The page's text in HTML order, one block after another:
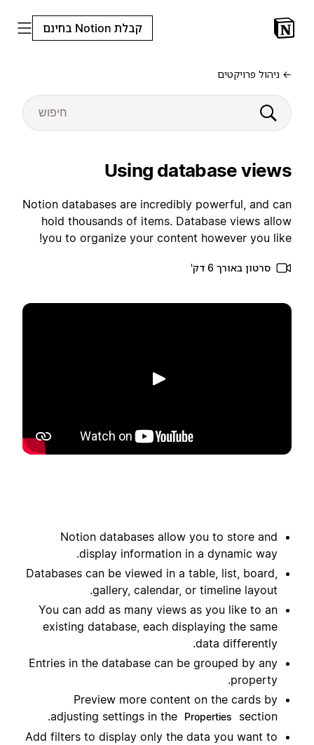
קבלת Notion בחינם
← ניהול פרויקטים
Using database views
Notion databases are incredibly powerful, and can
hold thousands of items. Database views allow
you to organize your content however you like!
סרטון באורך 6 דק'
הפעלה
Notion databases allow you to store and
display information in a dynamic way.
Databases can be viewed in a table, list, board,
gallery, calendar, or timeline layout.
You can add as many views as you like to an
existing database, each displaying the same
data differently.
Entries in the database can be grouped by any
property.
Preview more content on the cards by
adjusting settings in the
Properties
section.
Add filters to display only the data you want to